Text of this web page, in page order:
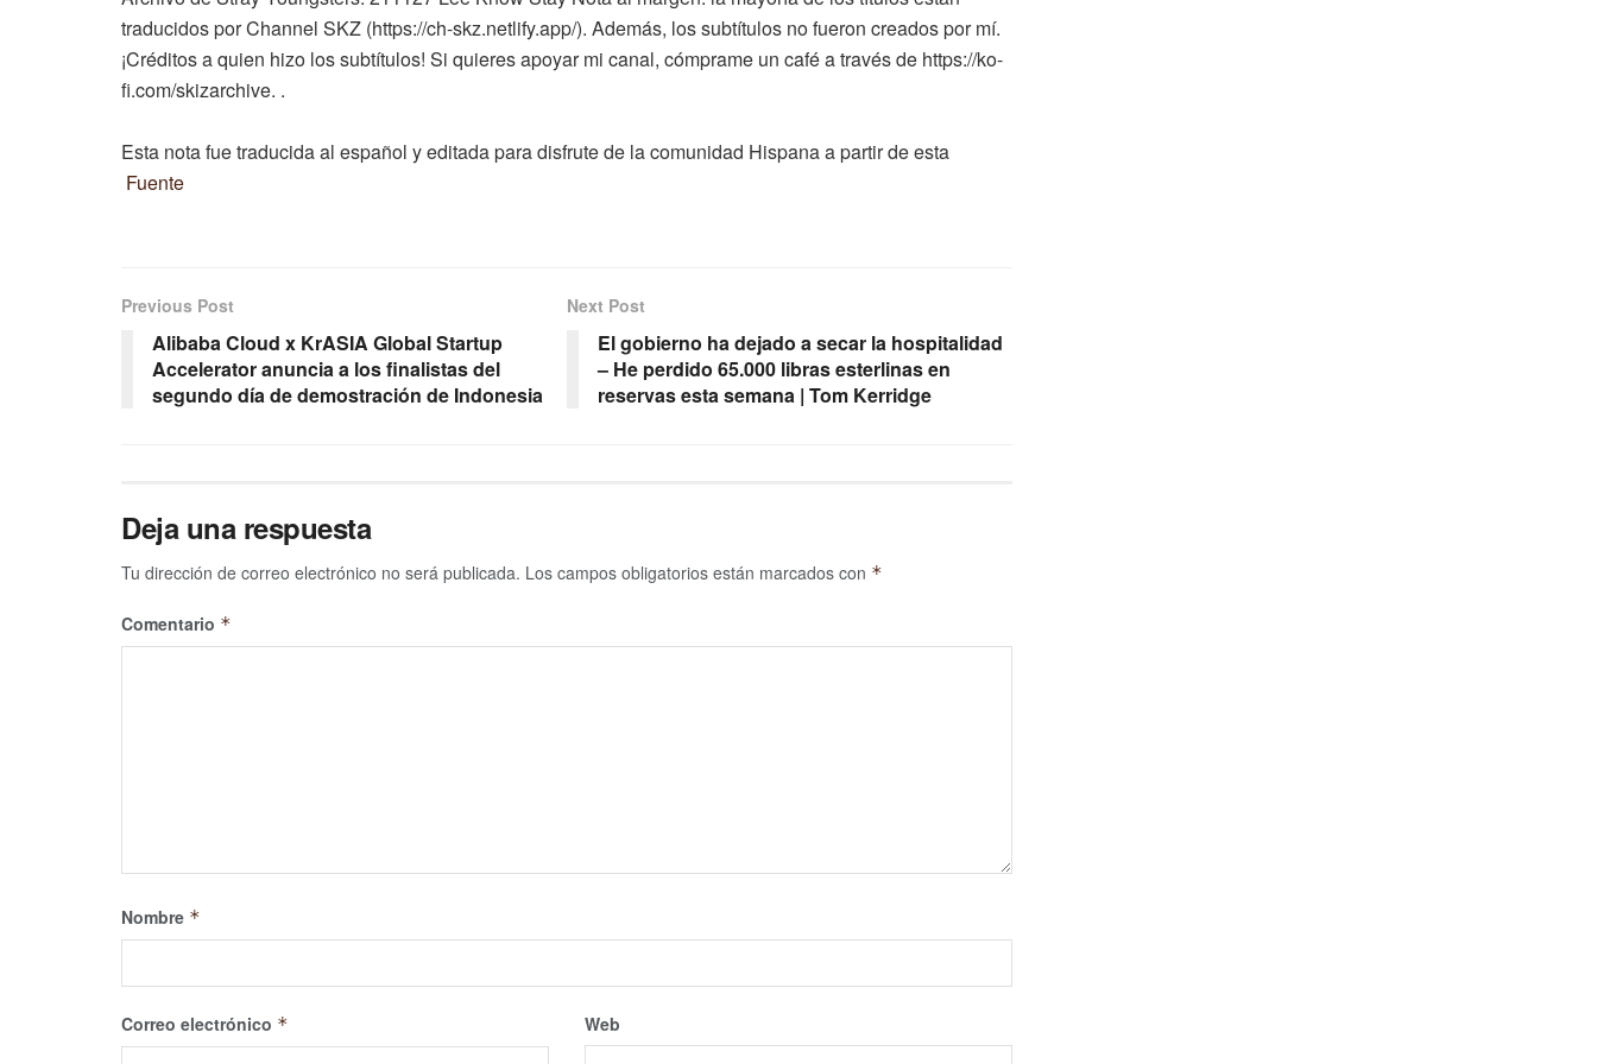
traducidos por Channel SKZ (https://ch-skz.netlify.app/). Además, los subtítulos no fueron creados por mí.
¡Créditos a quien hizo los subtítulos! Si quieres apoyar mi canal, cómprame un café a través de https://ko-
fi.com/skizarchive. .
Esta nota fue traducida al español y editada para disfrute de la comunidad Hispana a partir de esta
Fuente
Previous Post
Alibaba Cloud x KrASIA Global Startup
Accelerator anuncia a los finalistas del
segundo día de demostración de Indonesia
Next Post
El gobierno ha dejado a secar la hospitalidad
– He perdido 65.000 libras esterlinas en
reservas esta semana | Tom Kerridge
Deja una respuesta
Tu dirección de correo electrónico no será publicada. Los campos obligatorios están marcados con *
Comentario *
Nombre *
Correo electrónico * Web